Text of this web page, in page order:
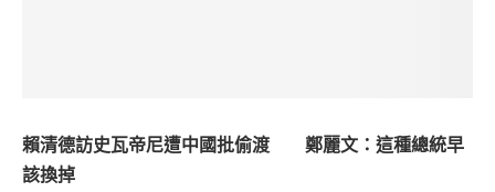
賴清德訪史瓦帝尼遭中國批偷渡 鄭麗文：這種總統早
該換掉